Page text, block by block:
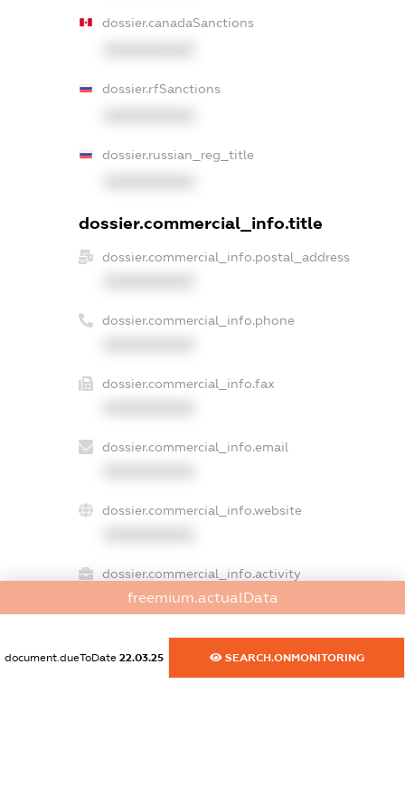
dossier.canadaSanctions
dossier.rfSanctions
dossier.russian_reg_title
dossier.commercial_info.title
dossier.commercial_info.postal_address
dossier.commercial_info.phone
dossier.commercial_info.fax
dossier.commercial_info.email
dossier.commercial_info.website
dossier.commercial_info.activity
XXXXXXXXXX
freemium.exampleText_1
freemium.actualData
document.dueToDate 22.03.25 SEARCH.ONMONITORING